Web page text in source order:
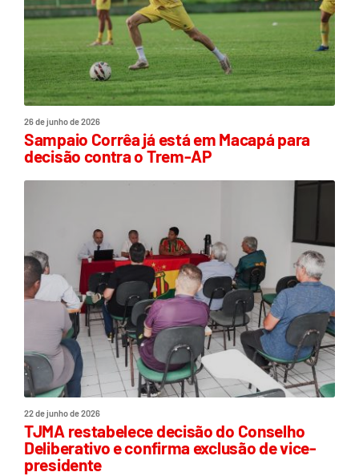
26 de junho de 2026
Sampaio Corrêa já está em Macapá para
decisão contra o Trem-AP
22 de junho de 2026
TJMA restabelece decisão do Conselho
Deliberativo e confirma exclusão de vice-
presidente